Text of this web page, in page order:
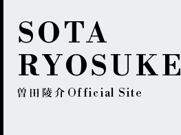
SOTA
RYOSUKE
Official Site